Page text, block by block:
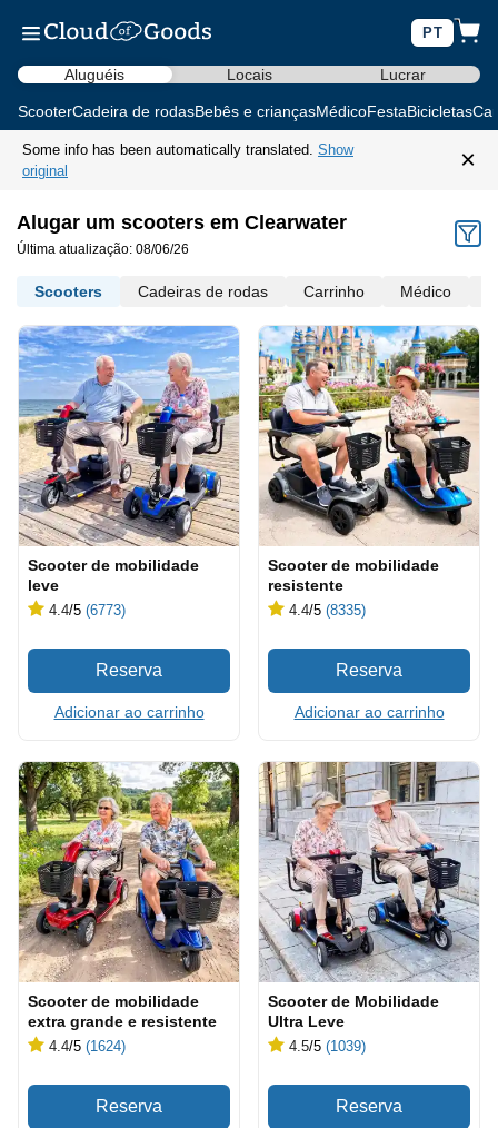
PT
Aluguéis Locais Lucrar
ScooterCadeira de rodasBebês e criançasMédicoFestaBicicletas
Some info has been automatically translated. Show
original
×
Alugar um scooters em Clearwater
Última atualização: 08/06/26
Scooters Cadeiras de rodas Carrinho Médico
Scooter de mobilidade
leve
4.4/5 (6773)
Adicionar ao carrinho
Scooter de mobilidade
resistente
4.4/5 (8335)
Adicionar ao carrinho
Scooter de mobilidade
extra grande e resistente
4.4/5 (1624)
Scooter de Mobilidade
Ultra Leve
4.5/5 (1039)